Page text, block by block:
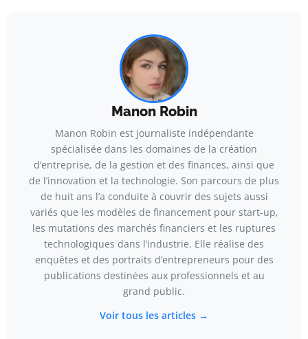
Manon Robin
Manon Robin est journaliste indépendante
spécialisée dans les domaines de la création
d’entreprise, de la gestion et des finances, ainsi que
de l’innovation et la technologie. Son parcours de plus
de huit ans l’a conduite à couvrir des sujets aussi
variés que les modèles de financement pour start-up,
les mutations des marchés financiers et les ruptures
technologiques dans l’industrie. Elle réalise des
enquêtes et des portraits d’entrepreneurs pour des
publications destinées aux professionnels et au
grand public.
Voir tous les articles →